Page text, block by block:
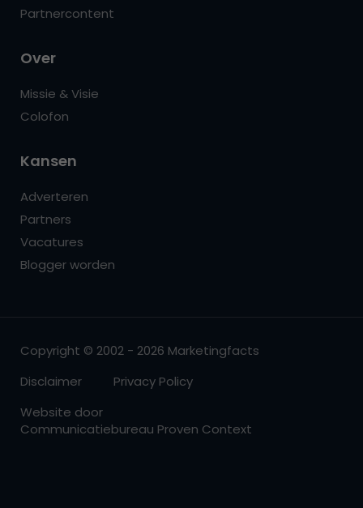
Partnercontent
Over
Missie & Visie
Colofon
Kansen
Adverteren
Partners
Vacatures
Blogger worden
Copyright © 2002 - 2026 Marketingfacts
Disclaimer
Privacy Policy
Website door
Communicatiebureau Proven Context